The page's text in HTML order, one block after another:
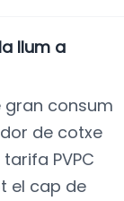
llum a
consum
de cotxe
PVPC
el cap de